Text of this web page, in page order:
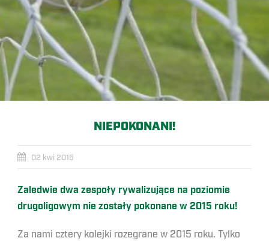
NIEPOKONANI!
02 kwi 2015
Zaledwie dwa zespoły rywalizujące na poziomie
drugoligowym nie zostały pokonane w 2015 roku!
Za nami cztery kolejki rozegrane w 2015 roku. Tylko